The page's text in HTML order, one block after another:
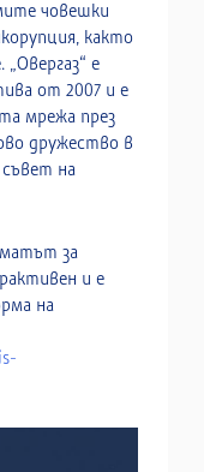
човешки
както
е
от 2007 и е
мрежа през
дружество в
съвет на
за
и е
на